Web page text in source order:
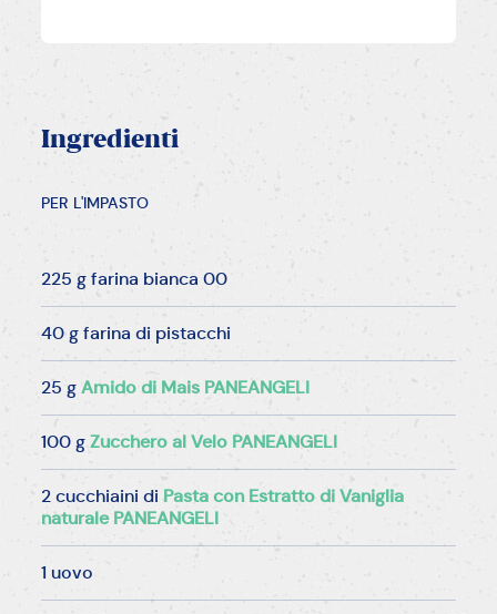
Ingredienti
PER L'IMPASTO
225 g farina bianca 00
40 g farina di pistacchi
25 gAmido di Mais PANEANGELI
100 gZucchero al Velo PANEANGELI
2 cucchiaini di Pasta con Estratto di Vaniglia
naturale PANEANGELI
1 uovo